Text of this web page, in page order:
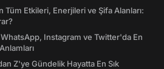
Tüm Etkileri, Enerjileri ve Şifa Alanları:
Instagram ve Twitter'da En
Z'ye Gündelik Hayatta En Sık